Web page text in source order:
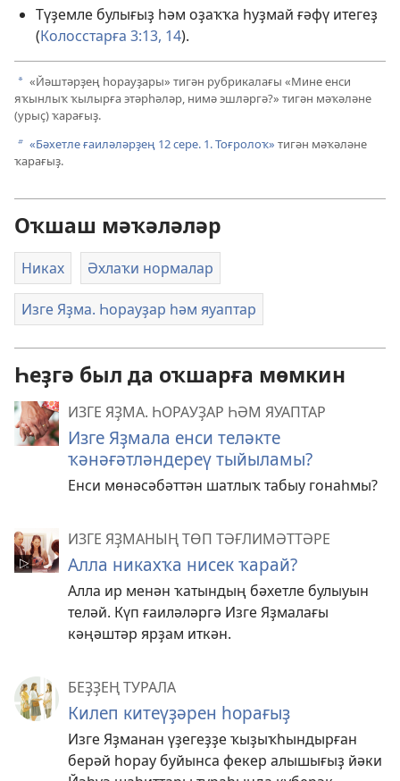
Түҙемле булығыҙ һәм оҙаҡҡа һуҙмай ғәфү итегеҙ
(Колосстарға 3:13, 14).
a «Йәштәрҙең һорауҙары» тигән рубрикалағы «Мине енси
яҡынлыҡ ҡылырға этәрһәләр, нимә эшләргә?» тигән мәҡәләне
(урыҫ) ҡарағыҙ.
b «Бәхетле ғаиләләрҙең 12 сере. 1. Тоғролоҡ» тигән мәҡәләне
ҡарағыҙ.
Оҡшаш мәҡәләләр
Никах Әхлаҡи нормалар
Изге Яҙма. Һорауҙар һәм яуаптар
Һеҙгә был да оҡшарға мөмкин
ИЗГЕ ЯҘМА. ҺОРАУҘАР ҺӘМ ЯУАПТАР
Изге Яҙмала енси теләкте
ҡәнәғәтләндереү тыйыламы?
Енси мөнәсәбәттән шатлыҡ табыу гонаһмы?
ИЗГЕ ЯҘМАНЫҢ ТӨП ТӘҒЛИМӘТТӘРЕ
Алла никахҡа нисек ҡарай?
Алла ир менән ҡатындың бәхетле булыуын
теләй. Күп ғаиләләргә Изге Яҙмалағы
кәңәштәр ярҙам иткән.
БЕҘҘЕҢ ТУРАЛА
Килеп китеүҙәрен һорағыҙ
Изге Яҙманан үҙегеҙҙе ҡыҙыҡһындырған
берәй һорау буйынса фекер алышығыҙ йәки